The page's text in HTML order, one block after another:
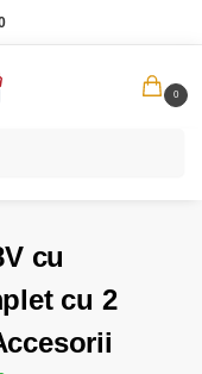
0
cu
cu 2